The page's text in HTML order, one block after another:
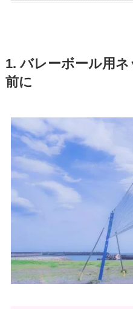
1. バレーボール用
前に